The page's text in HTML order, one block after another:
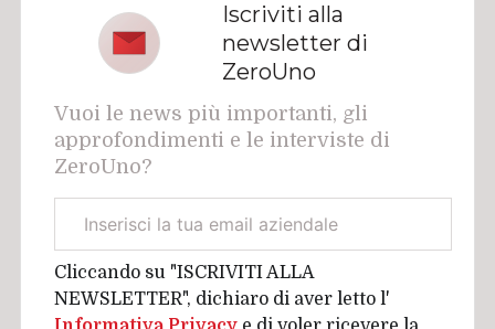
Iscriviti alla
newsletter di
ZeroUno
Vuoi le news più importanti, gli
approfondimenti e le interviste di
ZeroUno?
aziendale
Cliccando su "ISCRIVITI ALLA
NEWSLETTER", dichiaro di aver letto l'